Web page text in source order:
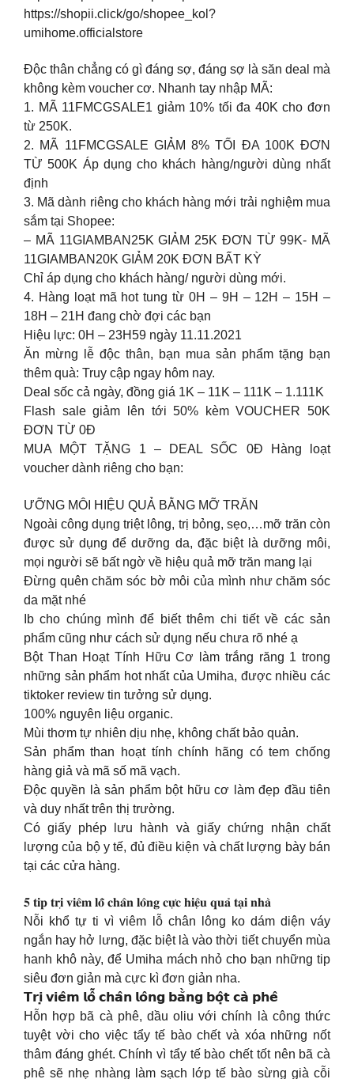
https://shopii.click/go/shopee_kol?
umihome.officialstore
Độc thân chẳng có gì đáng sợ, đáng sợ là săn deal mà
không kèm voucher cơ. Nhanh tay nhập MÃ:
1. MÃ 11FMCGSALE1 giảm 10% tối đa 40K cho đơn
từ 250K.
2. MÃ 11FMCGSALE GIẢM 8% TỐI ĐA 100K ĐƠN
TỪ 500K Áp dụng cho khách hàng/người dùng nhất
định
3. Mã dành riêng cho khách hàng mới trải nghiệm mua
sắm tại Shopee:
– MÃ 11GIAMBAN25K GIẢM 25K ĐƠN TỪ 99K- MÃ
11GIAMBAN20K GIẢM 20K ĐƠN BẤT KỲ
Chỉ áp dụng cho khách hàng/ người dùng mới.
4. Hàng loạt mã hot tung từ 0H – 9H – 12H – 15H –
18H – 21H đang chờ đợi các bạn
Hiệu lực: 0H – 23H59 ngày 11.11.2021
Ăn mừng lễ độc thân, bạn mua sản phẩm tặng bạn
thêm quà: Truy cập ngay hôm nay.
Deal sốc cả ngày, đồng giá 1K – 11K – 111K – 1.111K
Flash sale giảm lên tới 50% kèm VOUCHER 50K
ĐƠN TỪ 0Đ
MUA MỘT TẶNG 1 – DEAL SỐC 0Đ Hàng loạt
voucher dành riêng cho bạn:
ƯỠNG MÔI HIỆU QUẢ BẰNG MỠ TRĂN
Ngoài công dụng triệt lông, trị bỏng, sẹo,…mỡ trăn còn
được sử dụng để dưỡng da, đặc biệt là dưỡng môi,
mọi người sẽ bất ngờ về hiệu quả mỡ trăn mang lại
Đừng quên chăm sóc bờ môi của mình như chăm sóc
da mặt nhé
Ib cho chúng mình để biết thêm chi tiết về các sản
phẩm cũng như cách sử dụng nếu chưa rõ nhé ạ
Bột Than Hoạt Tính Hữu Cơ làm trắng răng 1 trong
những sản phẩm hot nhất của Umiha, được nhiều các
tiktoker review tin tưởng sử dụng.
100% nguyên liệu organic.
Mùi thơm tự nhiên dịu nhẹ, không chất bảo quản.
Sản phẩm than hoạt tính chính hãng có tem chống
hàng giả và mã số mã vạch.
Độc quyền là sản phẩm bột hữu cơ làm đẹp đầu tiên
và duy nhất trên thị trường.
Có giấy phép lưu hành và giấy chứng nhận chất
lượng của bộ y tế, đủ điều kiện và chất lượng bày bán
tại các cửa hàng.
𝟓 𝐭𝐢𝐩 𝐭𝐫𝐢̣ 𝐯𝐢𝐞̂𝐦 𝐥𝐨̂̃ 𝐜𝐡𝐚̂𝐧 𝐥𝐨̂𝐧𝐠 𝐜𝐮̛̣𝐜 𝐡𝐢𝐞̣̂𝐮 𝐪𝐮𝐚̉ 𝐭𝐚̣𝐢 𝐧𝐡𝐚̀
Nỗi khổ tự ti vì viêm lỗ chân lông ko dám diện váy
ngắn hay hở lưng, đặc biệt là vào thời tiết chuyển mùa
hanh khô này, để Umiha mách nhỏ cho bạn những tip
siêu đơn giản mà cực kì đơn giản nha.
𝗧𝗿𝗶̣ 𝘃𝗶𝗲̂𝗺 𝗹𝗼̂̃ 𝗰𝗵𝗮̂𝗻 𝗹𝗼̂𝗻𝗴 𝗯𝗮̆̀𝗻𝗴 𝗯𝗼̣̂𝘁 𝗰𝗮̀ 𝗽𝗵𝗲̂
Hỗn hợp bã cà phê, dầu oliu với chính là công thức
tuyệt vời cho việc tẩy tế bào chết và xóa những nốt
thâm đáng ghét. Chính vì tẩy tế bào chết tốt nên bã cà
phê sẽ nhẹ nhàng làm sạch lớp tế bào sừng già cỗi